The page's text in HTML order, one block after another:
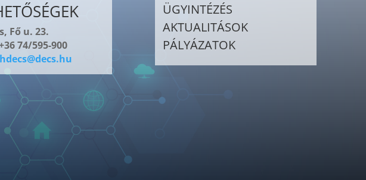
Fő u. 23.
74/595-900
ÜGYINTÉZÉS
AKTUALITÁSOK
PÁLYÁZATOK